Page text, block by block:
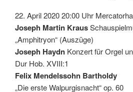
22. April 2020 20:00 Uhr
Joseph Martin Kraus
„Amphitryon“ (Auszüge)
Joseph Haydn Konzert für Orgel
Dur Hob. XVIII:1
Felix Mendelssohn Bartholdy
„Die erste Walpurgisnacht“ op. 60